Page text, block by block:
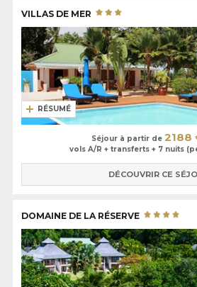
VILLAS DE MER
RÉSUMÉ
Séjour à partir de 2188
vols A/R + transferts + 7 nuits
DÉCOUVRIR CE
DOMAINE DE LA RÉSERVE